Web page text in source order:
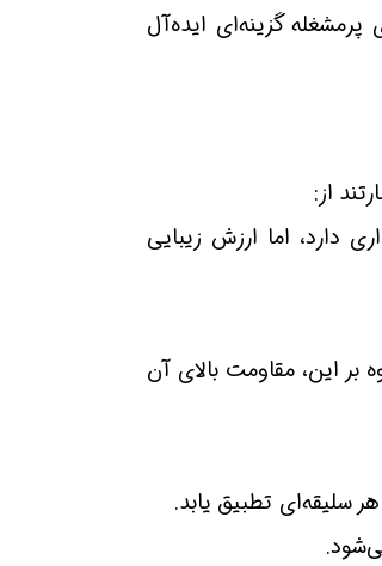
گزینه‌ای ایده‌آل
از:
دارد، اما ارزش زیبایی
این، مقاومت بالای آن
سلیقه‌ای تطبیق یابد.